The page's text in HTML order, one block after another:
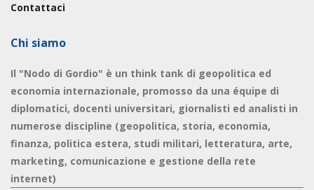
Contattaci
Chi siamo
Il "Nodo di Gordio" è un think tank di geopolitica ed
economia internazionale, promosso da una équipe di
diplomatici, docenti universitari, giornalisti ed analisti in
numerose discipline (geopolitica, storia, economia,
finanza, politica estera, studi militari, letteratura, arte,
marketing, comunicazione e gestione della rete
internet)